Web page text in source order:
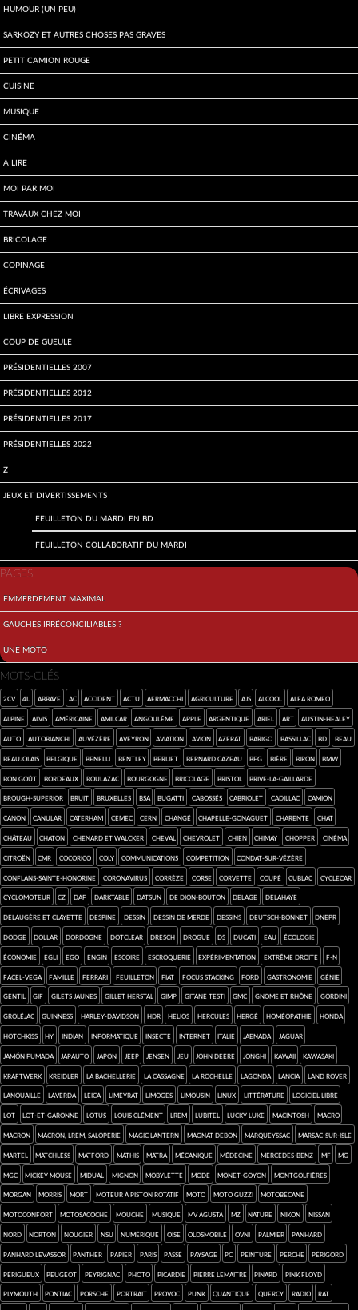
Humour (un peu)
Sarkozy et autres choses pas graves
Petit Camion Rouge
Cuisine
Musique
Cinéma
A lire
Moi par Moi
Travaux chez moi
Bricolage
Copinage
écrivages
Libre expression
Coup de gueule
Présidentielles 2007
Présidentielles 2012
Présidentielles 2017
Présidentielles 2022
Z
Jeux et divertissements
Feuilleton du mardi en BD
Feuilleton collaboratif du mardi
PAGES
Emmerdement maximal
Gauches irréconciliables ?
Une moto
MOTS-CLÉS
2cv 4L abbaye AC accident Actu Aermacchi agriculture AJS alcool Alfa Romeo
Alpine Alvis américaine Amilcar Angoulême Apple argentique Ariel art Austin-Healey
auto Autobianchi Auvézère Aveyron aviation avion Azerat Barigo Bassillac BD beau
Beaujolais Belgique Benelli Bentley Berliet Bernard Cazeau BFG bière Biron BMW
bon goût Bordeaux Boulazac Bourgogne bricolage Bristol Brive-la-Gaillarde
Brough-Superior bruit Bruxelles BSA Bugatti Cabossés cabriolet Cadillac camion
Canon canular Caterham CEMEC Cern Changé Chapelle-Gonaguet Charente chat
château chaton Chenard et Walcker cheval Chevrolet chien Chimay chopper cinéma
Citroën CMR cocorico Coly communications competition Condat-sur-Vézère
Conflans-sainte-Honorine coronavirus Corrèze Corse Corvette coupé Cublac cyclecar
cyclomoteur CZ Daf darktable Datsun de Dion-Bouton Delage Delahaye
Delaugère et Clayette Despine dessin dessin de merde dessins Deutsch-Bonnet Dnepr
Dodge Dollar Dordogne dotclear Dresch drogue DS Ducati eau écologie
économie Egli Ego engin Escoire escroquerie expérimentation extrême droite F-N
Facel-Vega famille Ferrari feuilleton FIAT focus stacking Ford Gastronomie génie
gentil gif Gilets jaunes Gillet Herstal GIMP Gitane Testi GMC Gnome et Rhône Gordini
Groléjac Guinness Harley-Davidson HDR Helios Hercules Hergé homéopathie Honda
Hotchkiss HY Indian informatique insecte Internet Italie Jaenada Jaguar
jamón fumada Japauto Japon Jeep Jensen jeu John Deere Jonghi kawaii Kawasaki
Kraftwerk Kreidler la Bachellerie la Cassagne La Rochelle Lagonda Lancia Land Rover
Lanouaille Laverda Leica Limeyrat Limoges Limousin Linux Littérature logiciel libre
Lot Lot-et-Garonne Lotus Louis Clément LREM Lubitel Lucky Luke Macintosh macro
Macron Macron, LREM, saloperie Magic Lantern Magnat Debon Marqueyssac Marsac-sur-Isle
Martel Matchless Matford Mathis Matra mécanique médecine Mercedes-Benz MF MG
MGC Mickey Mouse Midual mignon Mobylette mode Monet-Goyon montgolfières
Morgan Morris mort moteur à piston rotatif moto Moto Guzzi Motobécane
Motoconfort Motosacoche mouche musique MV Agusta MZ nature Nikon Nissan
Nord Norton Nougier NSU numérique Oise Oldsmobile ovni Palmier Panhard
Panhard Levassor Panther papier Paris passé paysage PC Peinture Perche Périgord
Périgueux Peugeot Peyrignac photo Picardie Pierre Lemaitre pinard Pink Floyd
Plymouth Pontiac Porsche portrait provoc punk quantique Quercy radio rat